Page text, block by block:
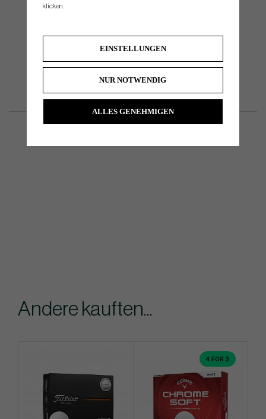
Andere kauften...
4 FOR 3
klicken.
EINSTELLUNGEN
NUR NOTWENDIG
ALLES GENEHMIGEN